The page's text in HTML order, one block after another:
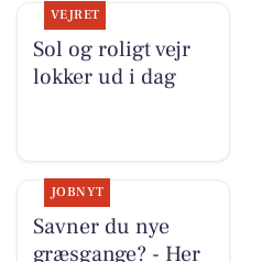
VEJRET
Sol og roligt vejr
lokker ud i dag
JOBNYT
Savner du nye
græsgange? - Her